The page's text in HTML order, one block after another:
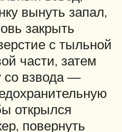
вынуть запал,
закрыть
с тыльной
части, затем
со взвода —
открылся
повернуть